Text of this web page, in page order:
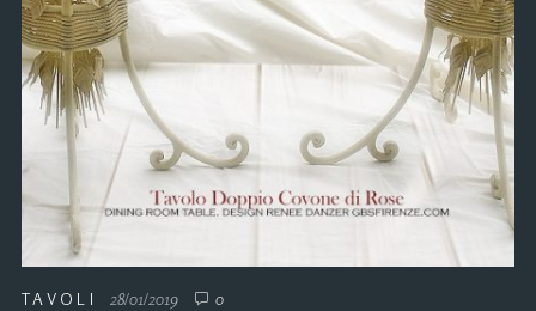
TAVOLI 28/01/2019 0